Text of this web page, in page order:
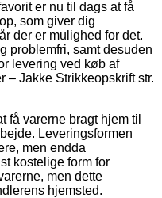
er nu til dags at få
som giver dig
der er mulighed for det.
problemfri, samt desuden
levering ved køb af
– Jakke Strikkeopskrift str.
få varerne bragt hjem til
Leveringsformen
men endda
kostelige form for
men dette
hjemsted.